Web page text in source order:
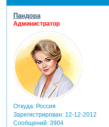
Пандора
Администратор
Откуда:Россия
Зарегистрирован: 12-12-2012
Сообщений:3904